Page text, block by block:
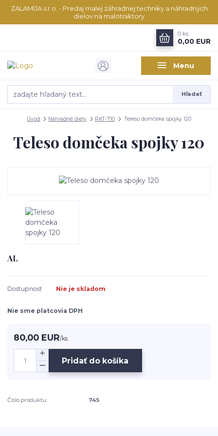
ZALAMIJA s.r.o. - Predaj malej záhradnej techniky a náhradných
dielov na malotraktory
Menu
Hľadať
0 ks
0,00 EUR
Úvod Náhradné diely RKT-710 Teleso domčeka spojky 120
Teleso domčeka spojky 120
AL
Dostupnosť Nie je skladom
Nie sme platcovia DPH
80,00 EUR/ks
Pridať do košíka
Číslo produktu: 745